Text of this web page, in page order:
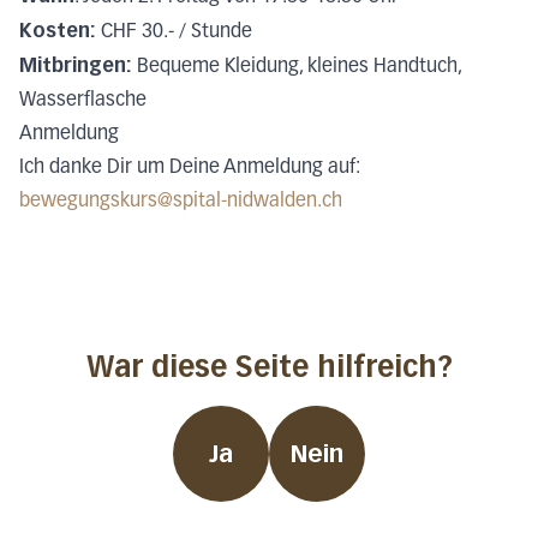
Kosten: CHF 30.- / Stunde
Mitbringen: Bequeme Kleidung, kleines Handtuch,
Wasserflasche
Anmeldung
Ich danke Dir um Deine Anmeldung auf:
bewegungskurs@spital-nidwalden.ch
War diese Seite hilfreich?
Ja Nein